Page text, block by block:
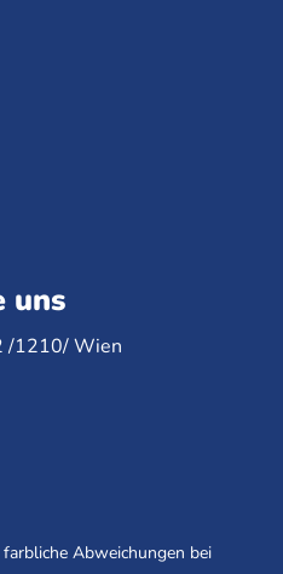
uns
/1210/ Wien
Abweichungen bei